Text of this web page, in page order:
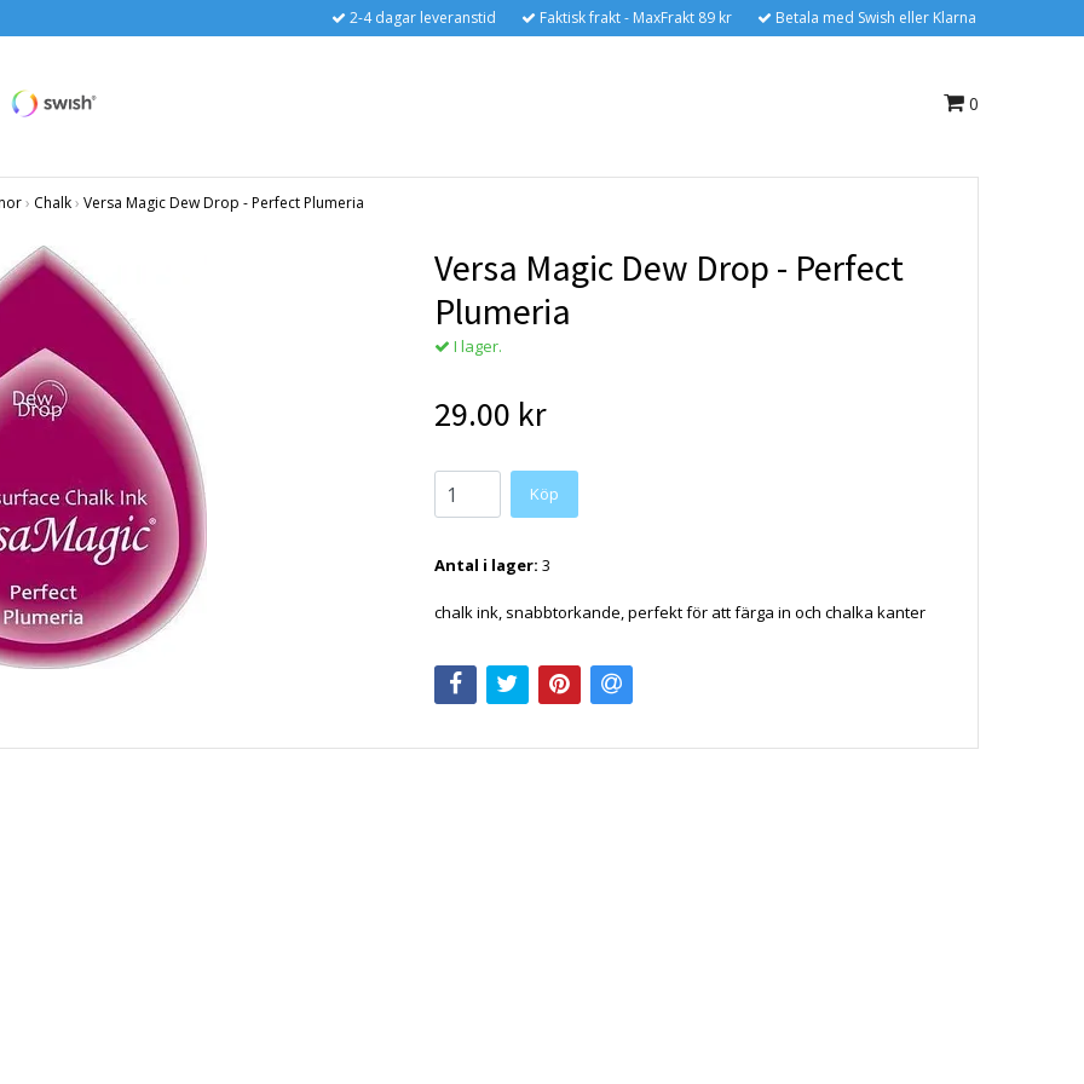
2-4 dagar leveranstid Faktisk frakt - MaxFrakt 89 kr Betala med Swish eller Klarna
0
› Chalk› Versa Magic Dew Drop - Perfect Plumeria
Versa Magic Dew Drop - Perfect
Plumeria
I lager.
29.00 kr
Antal i lager: 3
chalk ink, snabbtorkande, perfekt för att färga in och chalka kanter